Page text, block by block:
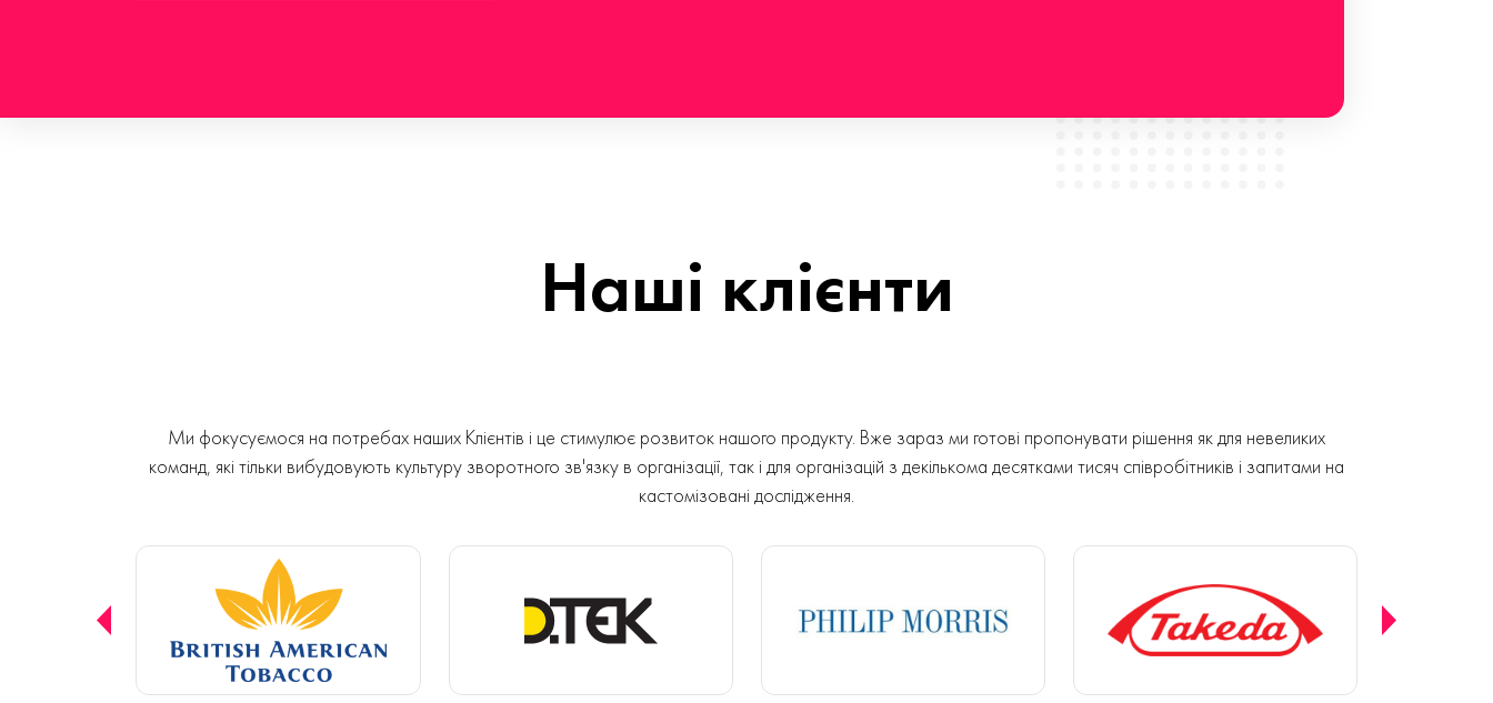
Наші клієнти
Ми фокусуємося на потребах наших Клієнтів і це стимулює розвиток нашого продукту. Вже зараз ми готові пропонувати рішення як для невеликих
команд, які тільки вибудовують культуру зворотного зв'язку в організації, так і для організацій з декількома десятками тисяч співробітників і запитами на
кастомізовані дослідження.